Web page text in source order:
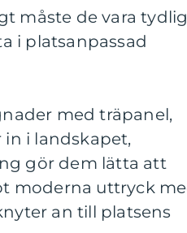
måste de vara
i platsanpassad
med träpanel,
i landskapet,
gör dem lätta att
moderna uttryck
an till platsens